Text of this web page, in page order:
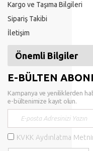
Kargo ve Taşıma Bilgileri
Sipariş Takibi
İletişim
Önemli Bilgiler
E-BÜLTEN
Kampanya ve yeniliklerden
e-bültenimize kayıt olun.
KVKK Aydınlatma